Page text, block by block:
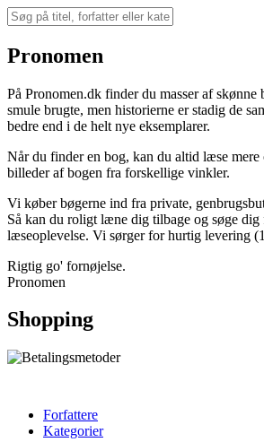
Pronomen
På Pronomen.dk finder du masser af skønne
smule brugte, men historierne er stadig de
bedre end i de helt nye eksemplarer.
Når du finder en bog, kan du altid læse mere
billeder af bogen fra forskellige vinkler.
Vi køber bøgerne ind fra private,
Så kan du roligt læne dig tilbage og søge
læseoplevelse. Vi sørger for hurtig levering
Rigtig go' fornøjelse.
Pronomen
Shopping
Forfattere
Kategorier